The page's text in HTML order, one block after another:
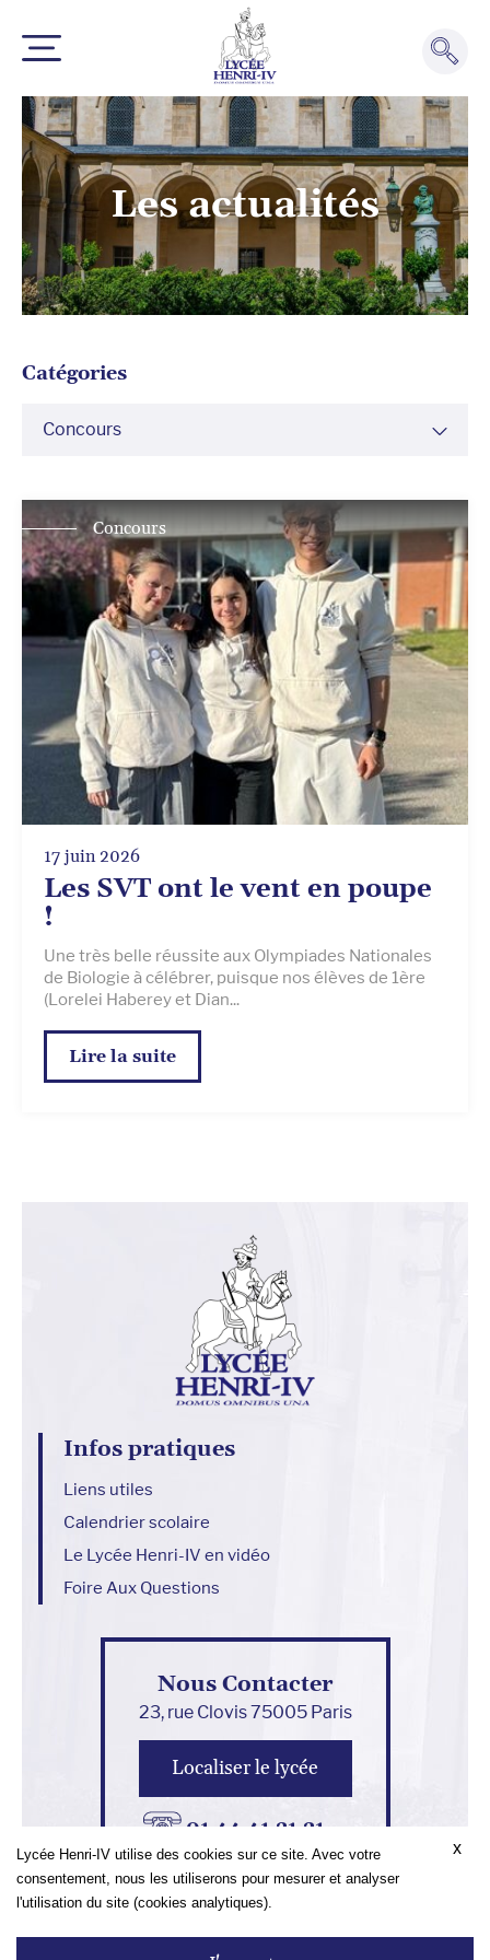
Les actualités
Catégories
Concours
Concours
17 juin 2026
Les SVT ont le vent en poupe
!
Une très belle réussite aux Olympiades Nationales
de Biologie à célébrer, puisque nos élèves de 1ère
(Lorelei Haberey et Dian...
Lire la suite
Infos pratiques
Liens utiles
Calendrier scolaire
Le Lycée Henri-IV en vidéo
Foire Aux Questions
Nous Contacter
23, rue Clovis 75005 Paris
Localiser le lycée
01 44 41 21 21
Nous écrire
Lycée Henri-IV utilise des cookies sur ce site. Avec votre
consentement, nous les utiliserons pour mesurer et analyser
l'utilisation du site (cookies analytiques).
x